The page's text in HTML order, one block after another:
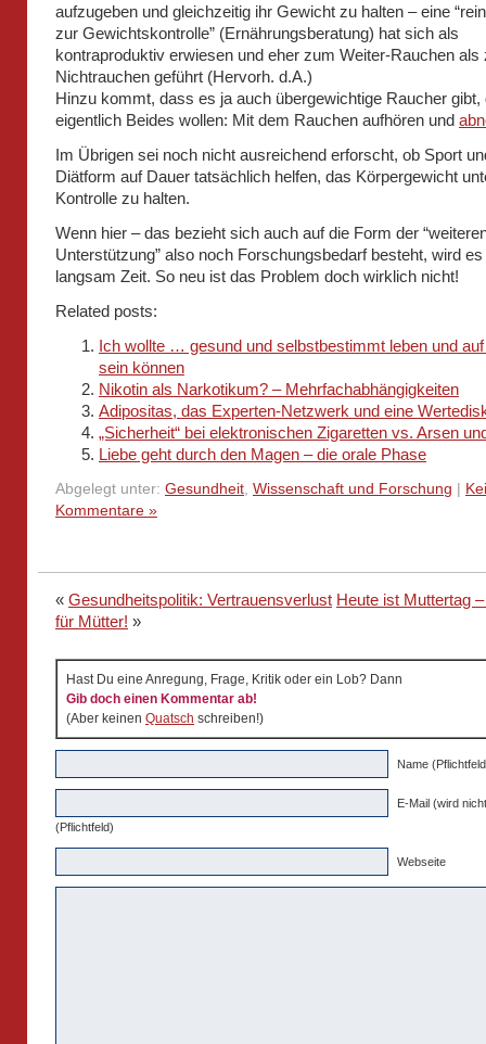
aufzugeben und gleichzeitig ihr Gewicht zu halten – eine
zur Gewichtskontrolle” (Ernährungsberatung) hat sich als
kontraproduktiv erwiesen und eher zum Weiter-Rauchen als
Nichtrauchen geführt (Hervorh. d.A.)
Hinzu kommt, dass es ja auch übergewichtige Raucher gibt,
eigentlich Beides wollen: Mit dem Rauchen aufhören und
Im Übrigen sei noch nicht ausreichend erforscht, ob Sport
Diätform auf Dauer tatsächlich helfen, das Körpergewicht
Kontrolle zu halten.
Wenn hier – das bezieht sich auch auf die Form der
Unterstützung” also noch Forschungsbedarf besteht, wird
langsam Zeit. So neu ist das Problem doch wirklich nicht!
Related posts:
Ich wollte … gesund und selbstbestimmt leben und
sein können
Nikotin als Narkotikum? – Mehrfachabhängigkeiten
Adipositas, das Experten-Netzwerk und eine
„Sicherheit“ bei elektronischen Zigaretten vs. Arsen
Liebe geht durch den Magen – die orale Phase
Abgelegt unter: Gesundheit, Wissenschaft und Forschung
Kommentare »
« Gesundheitspolitik: Vertrauensverlust Heute ist Muttertag
für Mütter! »
Hast Du eine Anregung, Frage, Kritik oder ein Lob? Dann
Gib doch einen Kommentar ab!
(Aber keinen Quatsch schreiben!)
Name
E-Mail (wird
(Pflichtfeld)
Webseite